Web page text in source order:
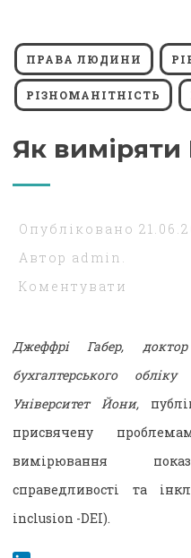
ПРАВА ЛЮДИНИ
РІЗНОМАНІТНІСТЬ
Як виміряти
Опубліковано
Автор admin.
Коментувати
Джеффрі Габер,
бухгалтерського
Університет Йони,
присвячену
вимірювання
справедливості та
inclusion -DEI).